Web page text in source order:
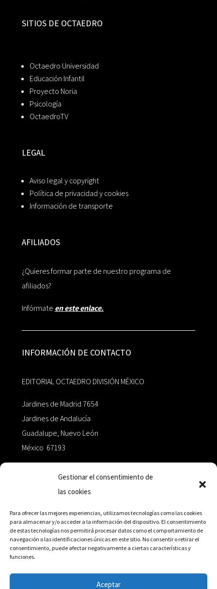
Gestionar el consentimiento de
las cookies
Para ofrecer las mejores experiencias, utilizamos tecnologías como las cookies
para almacenar y/o acceder a la información del dispositivo. El consentimiento
de estas tecnologías nos permitirá procesar datos como el comportamiento de
navegación o las identificaciones únicas en este sitio. No consentir o retirar el
consentimiento, puede afectar negativamente a ciertas características y
funciones.
Aceptar
SITIOS DE OCTAEDRO
Octaedro Universidad
Educación Infantil
Proyecto Noria
Psicología
OctaedroTV
LEGAL
Aviso legal y copyright
Política de privacidad y cookies
Información de transporte
AFILIADOS
¿Quieres formar parte de nuestro programa de
afiliados?
Infórmate en este enlace.
INFORMACIÓN DE CONTACTO
EDITORIAL OCTAEDRO DIVISIÓN MÉXICO
Jardines de Madrid 7654
Jardines de Andalucía
Guadalupe, Nuevo León
México 67193
+52 811.499.5638
RED DE DISTRIBUCIÓN